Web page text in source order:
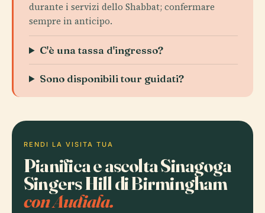
durante i servizi dello Shabbat; confermare
sempre in anticipo.
C'è una tassa d'ingresso?
Sono disponibili tour guidati?
RENDI LA VISITA TUA
Pianifica e ascolta Sinagoga
Singers Hill di Birmingham
con Audiala.